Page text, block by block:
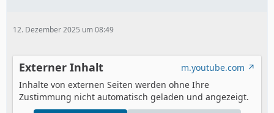
12. Dezember 2025 um 08:49
Externer Inhalt
m.youtube.com
Inhalte von externen Seiten werden ohne Ihre
Zustimmung nicht automatisch geladen und angezeigt.